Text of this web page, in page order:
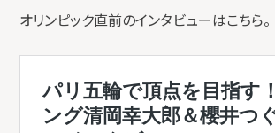
オリンピック直前のインタビューはこちら。